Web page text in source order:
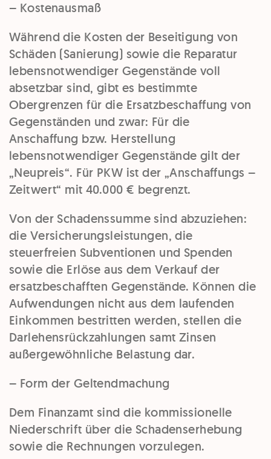
– Kostenausmaß
Während die Kosten der Beseitigung von
Schäden (Sanierung) sowie die Reparatur
lebensnotwendiger Gegenstände voll
absetzbar sind, gibt es bestimmte
Obergrenzen für die Ersatzbeschaffung von
Gegenständen und zwar: Für die
Anschaffung bzw. Herstellung
lebensnotwendiger Gegenstände gilt der
„Neupreis“. Für PKW ist der „Anschaffungs –
Zeitwert“ mit 40.000 € begrenzt.
Von der Schadenssumme sind abzuziehen:
die Versicherungsleistungen, die
steuerfreien Subventionen und Spenden
sowie die Erlöse aus dem Verkauf der
ersatzbeschafften Gegenstände. Können die
Aufwendungen nicht aus dem laufenden
Einkommen bestritten werden, stellen die
Darlehensrückzahlungen samt Zinsen
außergewöhnliche Belastung dar.
– Form der Geltendmachung
Dem Finanzamt sind die kommissionelle
Niederschrift über die Schadenserhebung
sowie die Rechnungen vorzulegen.